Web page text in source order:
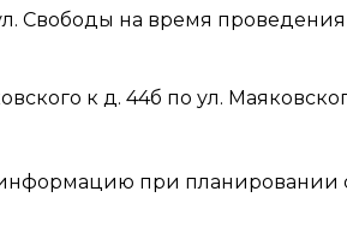
Свободы на время
к д. 44б по ул.
при планировании